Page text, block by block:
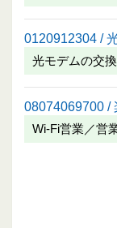
0120912304 /
光モデムの交
08074069700 /
Wi-Fi営業／営